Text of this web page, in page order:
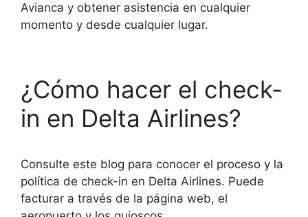
Avianca y obtener asistencia en cualquier
momento y desde cualquier lugar.
¿Cómo hacer el check-
in en Delta Airlines?
Consulte este blog para conocer el proceso y la
política de check-in en Delta Airlines. Puede
facturar a través de la página web, el